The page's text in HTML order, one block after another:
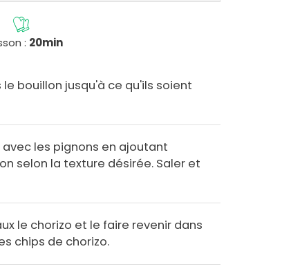
: 20min
bouillon jusqu'à ce qu'ils soient
les pignons en ajoutant
selon la texture désirée. Saler et
le chorizo et le faire revenir dans
chips de chorizo.